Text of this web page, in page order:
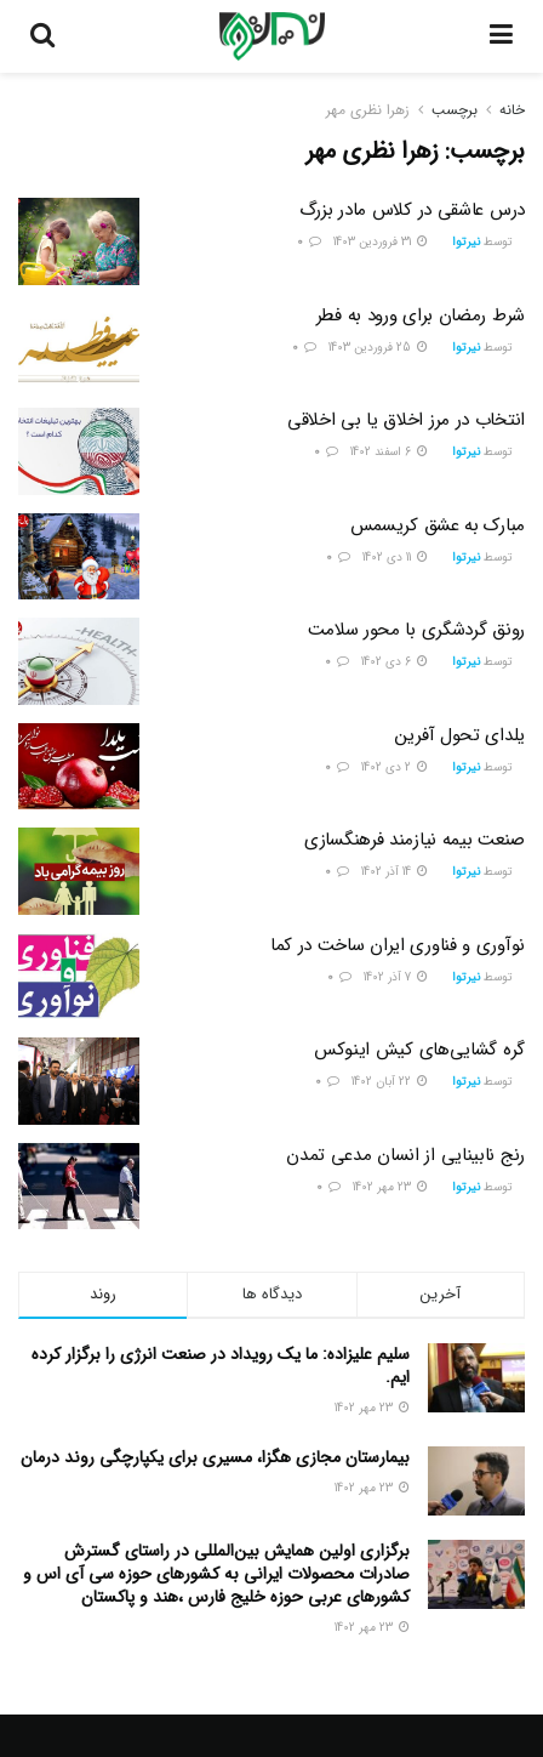
خانه برچسب زهرا نظری مهر
برچسب:زهرا نظری مهر
درس عاشقی در کلاس مادر بزرگ
توسط نیرتوا
شرط رمضان برای ورود به فطر
توسط نیرتوا
انتخاب در مرز اخلاق یا بی اخلاقی
توسط نیرتوا
مبارک به عشق کریسمس
توسط نیرتوا
رونق گردشگری با محور سلامت
توسط نیرتوا
یلدای تحول آفرین
توسط نیرتوا
صنعت بیمه نیازمند فرهنگسازی
توسط نیرتوا
نوآوری و فناوری ایران ساخت در کما
توسط نیرتوا
گره گشایی‌های کیش اینوکس
توسط نیرتوا
رنج نابینایی از انسان مدعی تمدن
توسط نیرتوا
روند دیدگاه ها آخرین
سلیم علیزاده: ما یک رویداد در صنعت انرژی را برگزار کرده
ایم.
بیمارستان مجازی هگزا، مسیری برای یکپارچگی روند درمان
برگزاری اولین همایش بین‌المللی در راستای گسترش
صادرات محصولات ایرانی به کشورهای حوزه سی آی اس و
کشورهای عربی حوزه خلیج فارس ،هند و پاکستان